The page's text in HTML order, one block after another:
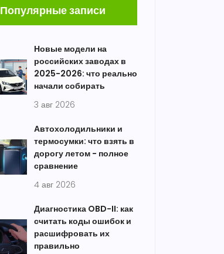
Популярные записи
Новые модели на
российских заводах в
2025-2026: что реально
начали собирать
3 авг 2026
Автохолодильники и
термосумки: что взять в
дорогу летом - полное
сравнение
4 авг 2026
Диагностика OBD-II: как
считать коды ошибок и
расшифровать их
правильно